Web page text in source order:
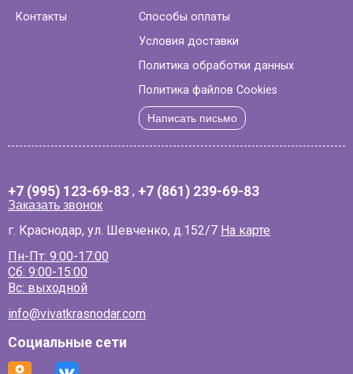
Контакты
Способы оплаты
Условия доставки
Политика обработки данных
Политика файлов Cookies
Написать письмо
+7 (995) 123-69-83 , +7 (861) 239-69-83
Заказать звонок
г. Краснодар, ул. Шевченко, д.152/7 На карте
Пн-Пт: 9:00-17:00
Сб: 9:00-15:00
Вс: выходной
info@vivatkrasnodar.com
Социальные сети